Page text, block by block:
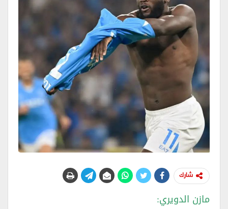
شارك
مازن الدويري: